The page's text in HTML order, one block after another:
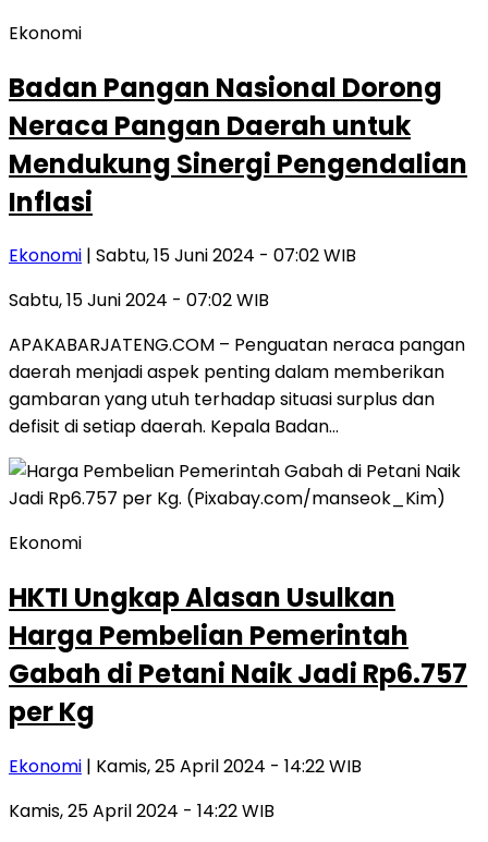
Ekonomi
Badan Pangan Nasional Dorong
Neraca Pangan Daerah untuk
Mendukung Sinergi Pengendalian
Inflasi
Ekonomi | Sabtu, 15 Juni 2024 - 07:02 WIB
Sabtu, 15 Juni 2024 - 07:02 WIB
APAKABARJATENG.COM – Penguatan neraca pangan
daerah menjadi aspek penting dalam memberikan
gambaran yang utuh terhadap situasi surplus dan
defisit di setiap daerah. Kepala Badan…
Ekonomi
HKTI Ungkap Alasan Usulkan
Harga Pembelian Pemerintah
Gabah di Petani Naik Jadi Rp6.757
per Kg
Ekonomi | Kamis, 25 April 2024 - 14:22 WIB
Kamis, 25 April 2024 - 14:22 WIB